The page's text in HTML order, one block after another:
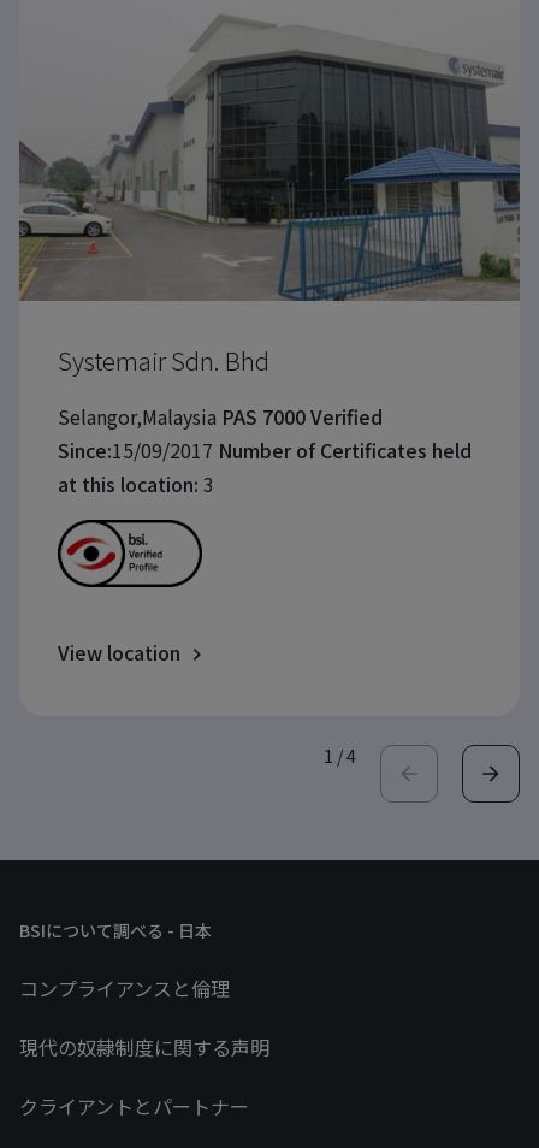
Systemair Sdn. Bhd
Selangor,Malaysia PAS 7000 Verified
Since:15/09/2017 Number of Certificates held
at this location: 3
View location
1 /4
BSIについて調べる - 日本
コンプライアンスと倫理
現代の奴隷制度に関する声明
クライアントとパートナー